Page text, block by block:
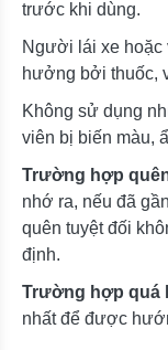
trước khi dùng.
Người lái xe hoặc
hưởng bởi thuốc,
Không sử dụng
viên bị biến màu,
Trường hợp
nhớ ra, nếu đã
quên tuyệt đối
định.
Trường hợp quá
nhất để được